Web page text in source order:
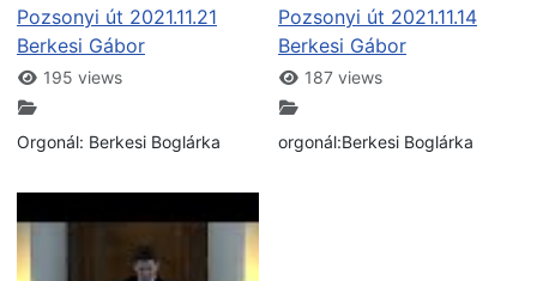
Pozsonyi út 2021.11.21
Berkesi Gábor
195 views
Orgonál: Berkesi Boglárka
Pozsonyi út 2021.11.14
Berkesi Gábor
187 views
orgonál:Berkesi Boglárka